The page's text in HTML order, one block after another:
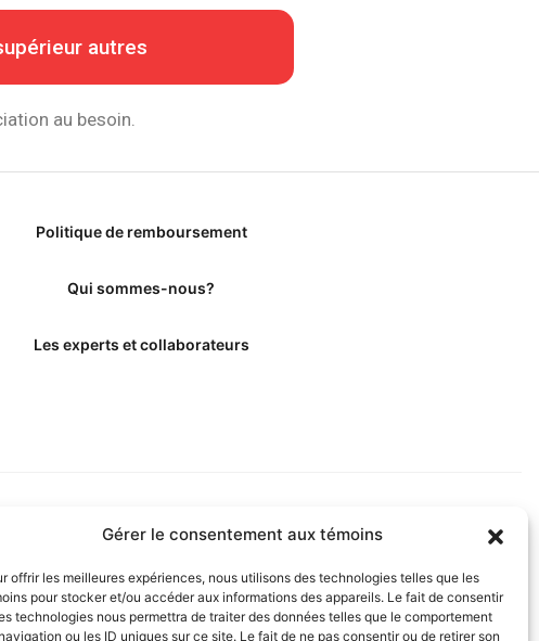
Gérer le consentement aux témoins
offrir les meilleures expériences, nous utilisons des technologies telles que les
pour stocker et/ou accéder aux informations des appareils. Le fait de consentir
technologies nous permettra de traiter des données telles que le comportement
ou les ID uniques sur ce site. Le fait de ne pas consentir ou de retirer son
autres
au besoin.
Politique de remboursement
Qui sommes-nous?
Les experts et collaborateurs